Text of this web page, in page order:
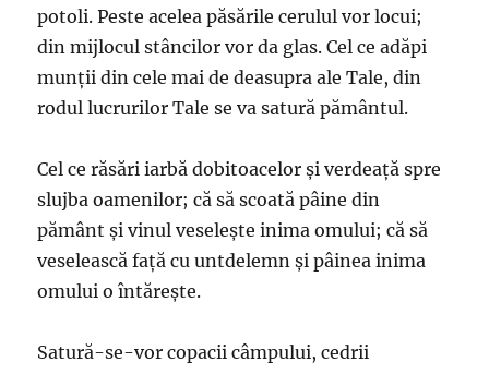
potoli. Peste acelea păsările cerulul vor locui;
din mijlocul stâncilor vor da glas. Cel ce adăpi
munţii din cele mai de deasupra ale Tale, din
rodul lucrurilor Tale se va satură pământul.
Cel ce răsări iarbă dobitoacelor şi verdeaţă spre
slujba oamenilor; că să scoată pâine din
pământ şi vinul veseleşte inima omului; că să
veselească faţă cu untdelemn şi pâinea inima
omului o întăreşte.
Satură-se-vor copacii câmpului, cedrii